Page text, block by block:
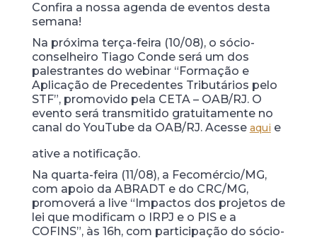
Confira a nossa agenda de eventos desta
semana!
Na próxima terça-feira (10/08), o sócio-
conselheiro Tiago Conde será um dos
palestrantes do webinar “Formação e
Aplicação de Precedentes Tributários pelo
STF”, promovido pela CETA – OAB/RJ. O
evento será transmitido gratuitamente no
canal do YouTube da OAB/RJ. Acesse aqui e
ative a notificação.
Na quarta-feira (11/08), a Fecomércio/MG,
com apoio da ABRADT e do CRC/MG,
promoverá a live “Impactos dos projetos de
lei que modificam o IRPJ e o PIS e a
COFINS”, às 16h, com participação do sócio-